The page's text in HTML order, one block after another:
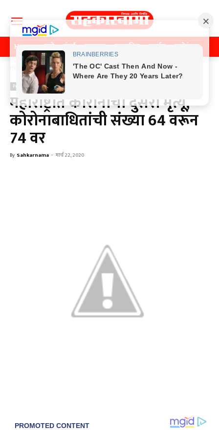
Home पुणे मुंबई महाराष्ट्र राजकीय क्राईम मनोरंजन
Home Previos News
Previos News
महाराष्ट्रात कोरोनाचा दुसरा मृत्यू,
कोरोनाबाधितांची संख्या 64 वरून
74 वर
By Sahkarnama - मार्च 22, 2020